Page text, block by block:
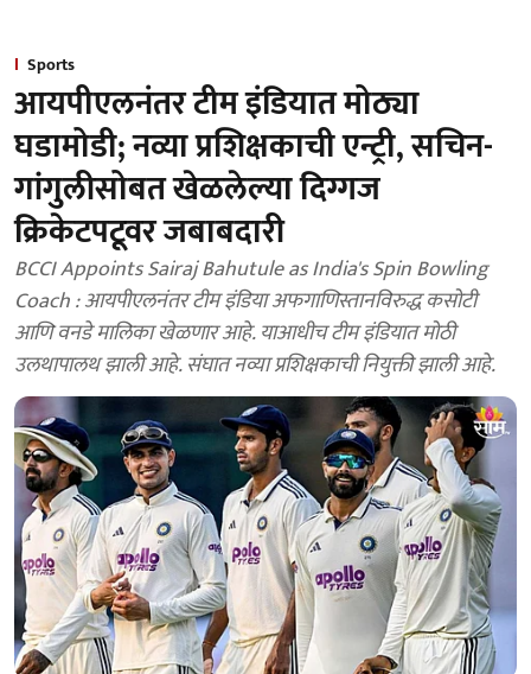
Sports
आयपीएलनंतर टीम इंडियात मोठ्या
घडामोडी; नव्या प्रशिक्षकाची एन्ट्री, सचिन-
गांगुलीसोबत खेळलेल्या दिग्गज
क्रिकेटपटूवर जबाबदारी
BCCI Appoints Sairaj Bahutule as India's Spin Bowling
Coach : आयपीएलनंतर टीम इंडिया अफगाणिस्तानविरुद्ध कसोटी
आणि वनडे मालिका खेळणार आहे. याआधीच टीम इंडियात मोठी
उलथापालथ झाली आहे. संघात नव्या प्रशिक्षकाची नियुक्ती झाली आहे.